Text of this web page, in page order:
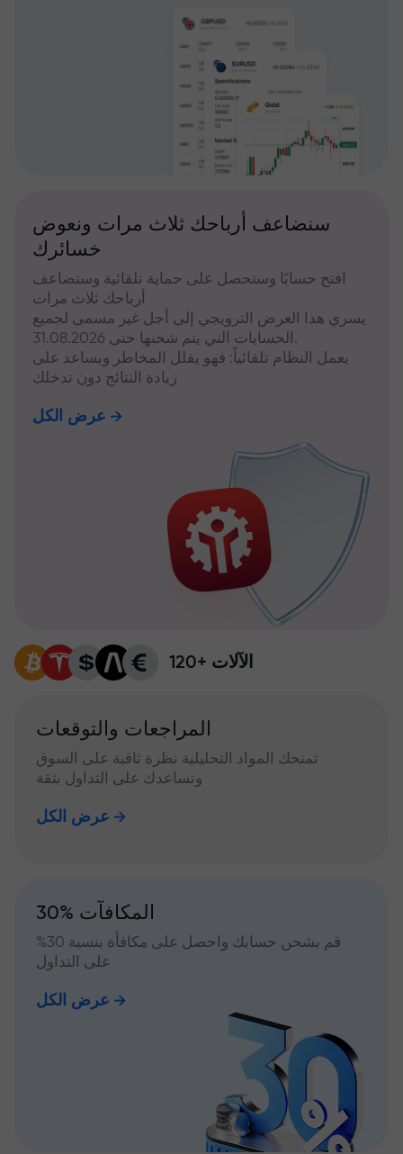
سنضاعف أرباحك ثلاث مرات ونعوض
خسائرك
افتح حسابًا وستحصل على حماية تلقائية وستضاعف
أرباحك ثلاث مرات
يسري هذا العرض الترويجي إلى أجل غير مسمى لجميع
الحسابات التي يتم شحنها حتى 31.08.2026.
يعمل النظام تلقائياً: فهو يقلل المخاطر ويساعد على
زيادة النتائج دون تدخلك
عرض الكل
120+ الآلات
المراجعات والتوقعات
تمنحك المواد التحليلية نظرة ثاقبة على السوق
وتساعدك على التداول بثقة
عرض الكل
30% المكافآت
قم بشحن حسابك واحصل على مكافأة بنسبة 30%
على التداول
عرض الكل